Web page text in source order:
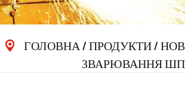
ГОЛОВНА / ПРОДУКТИ/
ЗВАРЮВАННЯ